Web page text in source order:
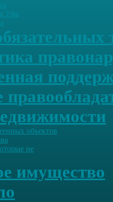
Уфа
объектов
не
имущество